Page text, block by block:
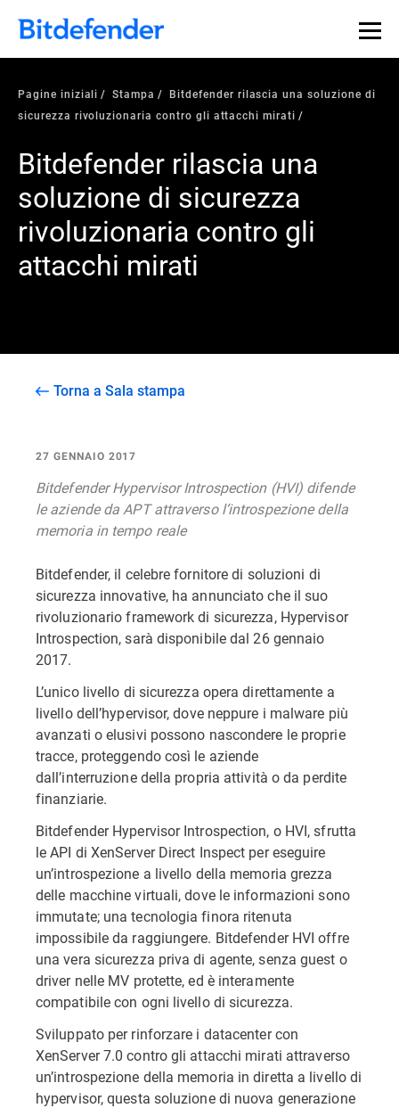
Pagine iniziali Stampa
Bitdefender rilascia una soluzione di
sicurezza rivoluzionaria contro gli attacchi mirati
Bitdefender rilascia una
soluzione di sicurezza
rivoluzionaria contro gli
attacchi mirati
Torna a Sala stampa
27 GENNAIO 2017
Bitdefender Hypervisor Introspection (HVI) difende
le aziende da APT attraverso l’introspezione della
memoria in tempo reale
Bitdefender, il celebre fornitore di soluzioni di
sicurezza innovative, ha annunciato che il suo
rivoluzionario framework di sicurezza, Hypervisor
Introspection, sarà disponibile dal 26 gennaio
2017.
L’unico livello di sicurezza opera direttamente a
livello dell’hypervisor, dove neppure i malware più
avanzati o elusivi possono nascondere le proprie
tracce, proteggendo così le aziende
dall’interruzione della propria attività o da perdite
finanziarie.
Bitdefender Hypervisor Introspection, o HVI, sfrutta
le API di XenServer Direct Inspect per eseguire
un’introspezione a livello della memoria grezza
delle macchine virtuali, dove le informazioni sono
immutate; una tecnologia finora ritenuta
impossibile da raggiungere. Bitdefender HVI offre
una vera sicurezza priva di agente, senza guest o
driver nelle MV protette, ed è interamente
compatibile con ogni livello di sicurezza.
Sviluppato per rinforzare i datacenter con
XenServer 7.0 contro gli attacchi mirati attraverso
un’introspezione della memoria in diretta a livello di
hypervisor, questa soluzione di nuova generazione